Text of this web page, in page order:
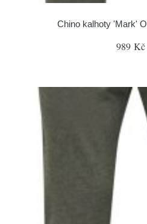
Chino kalhoty 'Mark'
989 Kč